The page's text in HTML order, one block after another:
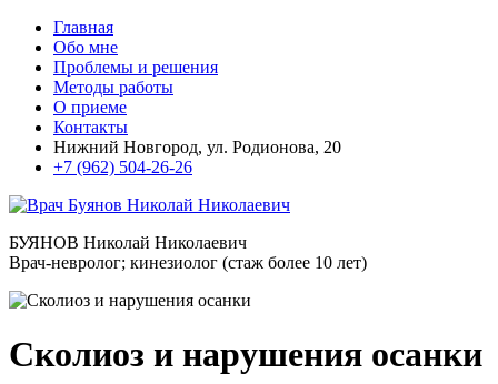
Главная
Обо мне
Проблемы и решения
Методы работы
О приеме
Контакты
Нижний Новгород, ул. Родионова, 20
+7 (962) 504-26-26
БУЯНОВ Николай Николаевич
Врач-невролог; кинезиолог (стаж более 10 лет)
Сколиоз и нарушения осанки